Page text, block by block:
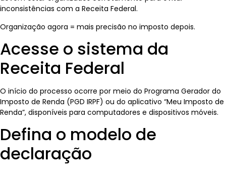
inconsistências com a Receita Federal.
Organização agora = mais precisão no imposto depois.
Acesse o sistema da
Receita Federal
O início do processo ocorre por meio do Programa Gerador do
Imposto de Renda (PGD IRPF) ou do aplicativo “Meu Imposto de
Renda”, disponíveis para computadores e dispositivos móveis.
Defina o modelo de
declaração